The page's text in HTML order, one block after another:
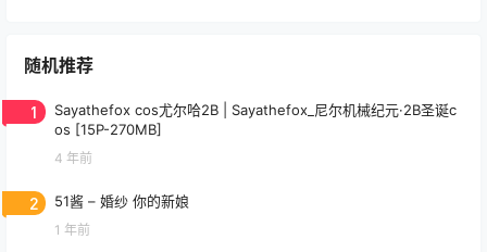
随机推荐
1
Sayathefox cos尤尔哈2B | Sayathefox_尼尔机械纪元·2B圣诞c
os [15P-270MB]
4 年前
2 51酱 – 婚纱 你的新娘
1 年前